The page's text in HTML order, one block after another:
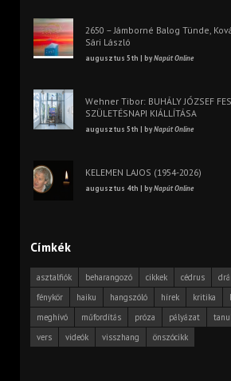
2650 – Jámborné Balog Tünde,
Sári László
augusztus 5th | byNapút Online
Wehner Tibor: BUHÁLY JÓZSEF
SZÜLETÉSNAPI KIÁLLÍTÁSA
augusztus 5th | byNapút Online
KELEMEN LAJOS (1954-2026)
augusztus 4th | byNapút Online
Címkék
asztalfiók beharangozó cikkek cédrus
fénykör
haiku hangszóló hírek kritika
meghívó
műfordítás próza pályázat
vers
videók visszhang önszócikk